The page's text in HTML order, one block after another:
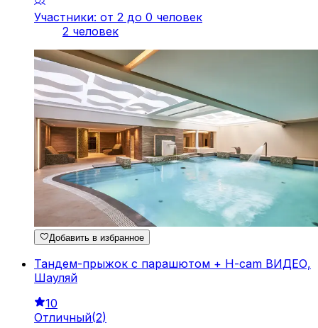
Участники: от 2 до 0 человек
2 человек
Добавить в избранное
Тандем-прыжок с парашютом + H-cam ВИДЕО,
Шауляй
10
Отличный(2)